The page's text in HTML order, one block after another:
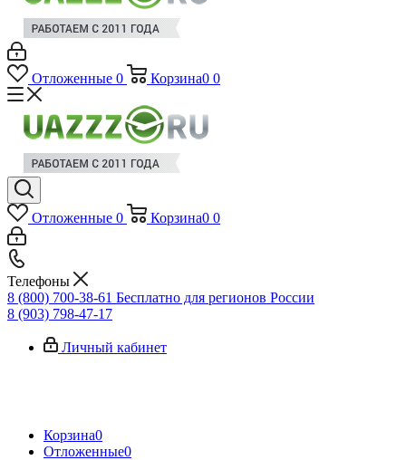
Отложенные 0 Корзина0 0
Отложенные 0 Корзина0 0
Телефоны
8 (800) 700-38-61 Бесплатно для регионов России
8 (903) 798-47-17
Личный кабинет
Корзина0
Отложенные0